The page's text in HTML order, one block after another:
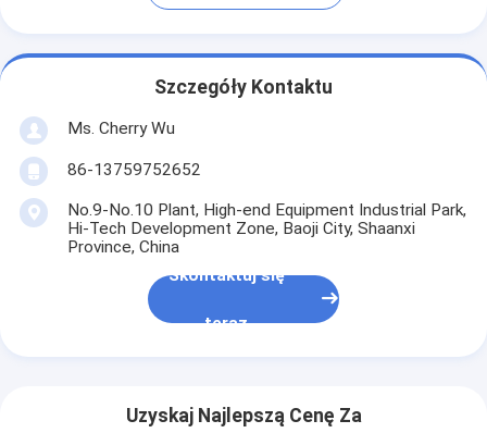
Szczegóły Kontaktu
Ms. Cherry Wu
86-13759752652
No.9-No.10 Plant, High-end Equipment Industrial Park,
Hi-Tech Development Zone, Baoji City, Shaanxi
Province, China
Skontaktuj się
teraz
Uzyskaj Najlepszą Cenę Za